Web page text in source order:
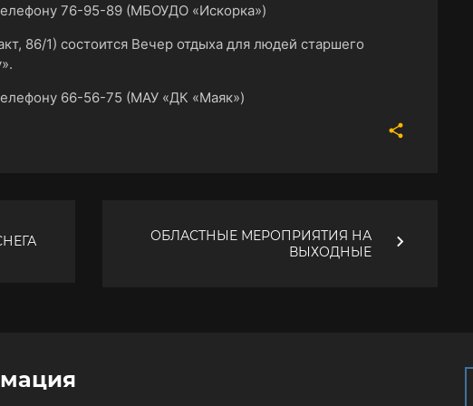
76-95-89 (МБОУДО «Искорка»)
86/1) состоится Вечер отдыха для людей старшего
66-56-75 (МАУ «ДК «Маяк»)
ОБЛАСТНЫЕ МЕРОПРИЯТИЯ НА
ВЫХОДНЫЕ